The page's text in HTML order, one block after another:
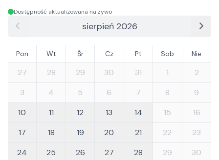
Dostępność aktualizowana na żywo
sierpień 2026
Pon Wt Śr Cz Pt Sob Nie
27 28 29 30 31 1
2
3
4 5 6 7 8
9
10
11 12 13 14 15
16
17
18 19 20 21 22
23
24
25 26 27 28 29
30